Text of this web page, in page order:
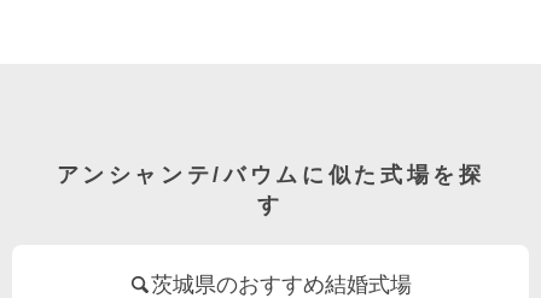
アンシャンテ/バウムに似た式場を探
す
茨城県のおすすめ結婚式場